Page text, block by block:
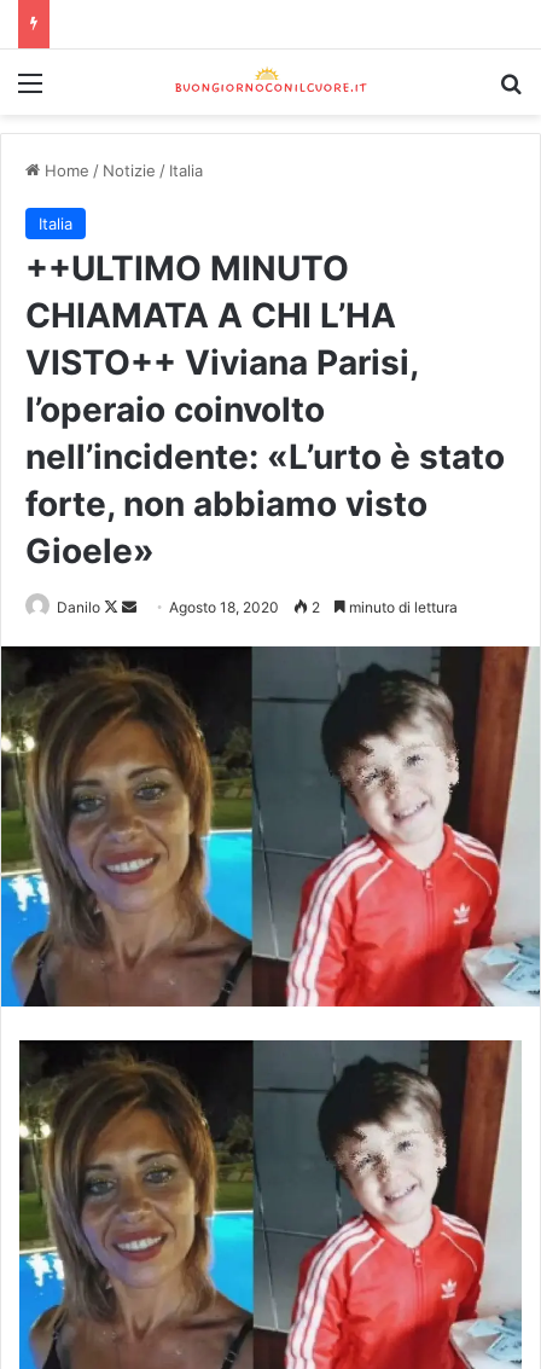
Home / Notizie / Italia
Italia
++ULTIMO MINUTO
CHIAMATA A CHI L’HA
VISTO++ Viviana Parisi,
l’operaio coinvolto
nell’incidente: «L’urto è stato
forte, non abbiamo visto
Gioele»
Danilo Agosto 18, 2020 2 minuto di lettura